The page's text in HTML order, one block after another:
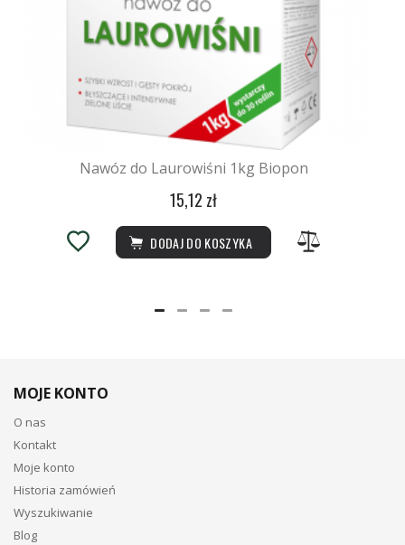
Nawóz do Laurowiśni 1kg Biopon
15,12 zł
DODAJ DO KOSZYKA
MOJE KONTO
O nas
Kontakt
Moje konto
Historia zamówień
Wyszukiwanie
Blog